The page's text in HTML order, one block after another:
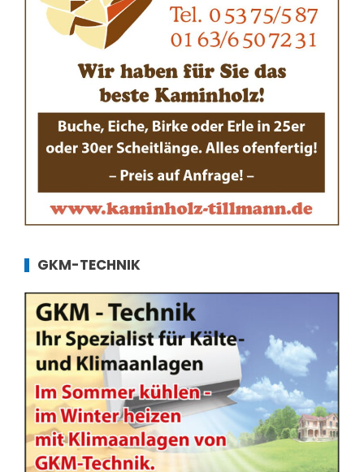
GKM-TECHNIK